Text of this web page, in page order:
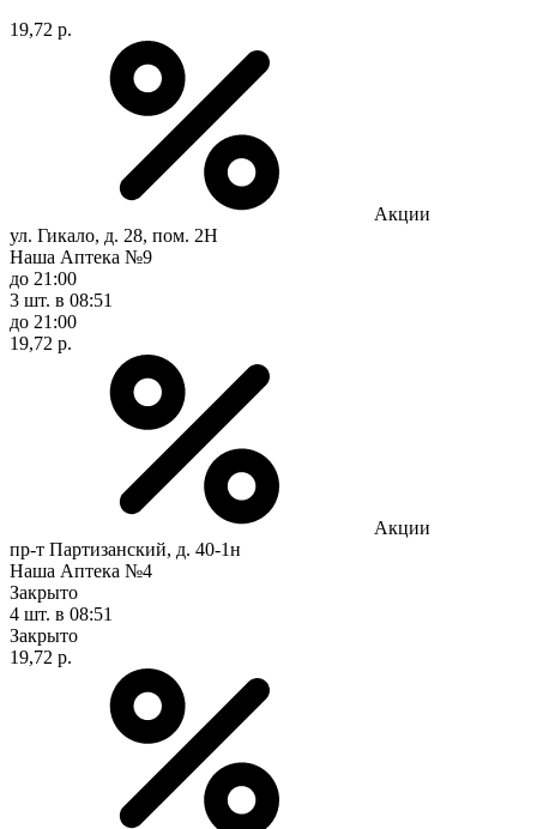
19,72 р.
Акции
ул. Гикало, д. 28, пом. 2Н
Наша Аптека №9
до 21:00
3 шт. в 08:51
до 21:00
19,72 р.
Акции
пр-т Партизанский, д. 40-1н
Наша Аптека №4
Закрыто
4 шт. в 08:51
Закрыто
19,72 р.